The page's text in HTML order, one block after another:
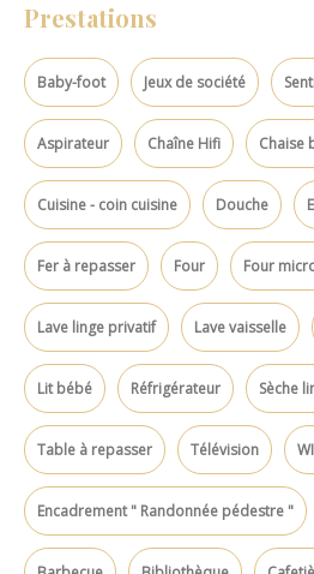
Prestations
Baby-foot Jeux de société
Aspirateur Chaîne Hifi Chaise
Cuisine - coin cuisine Douche
Fer à repasser Four Four
Lave linge privatif Lave vaisselle
Lit bébé Réfrigérateur Sèche
Table à repasser Télévision
Encadrement " Randonnée pédestre "